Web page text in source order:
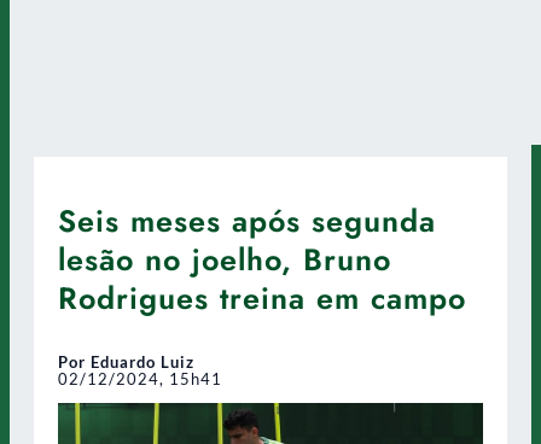
Seis meses após segunda
lesão no joelho, Bruno
Rodrigues treina em campo
Por Eduardo Luiz
02/12/2024, 15h41